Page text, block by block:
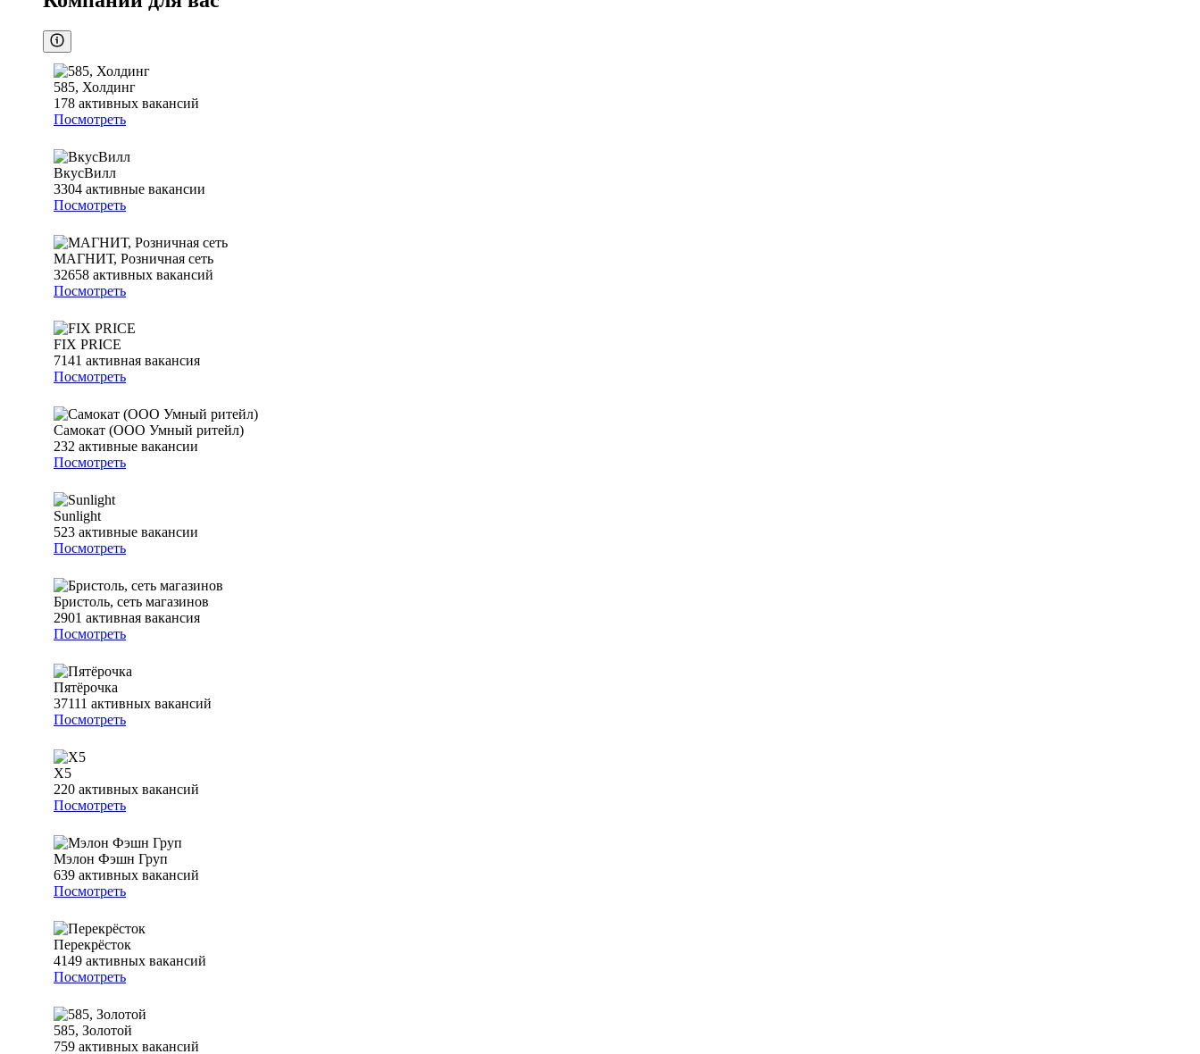
585, Холдинг
178 активных вакансий
Посмотреть
ВкусВилл
3304 активные вакансии
Посмотреть
МАГНИТ, Розничная сеть
32658 активных вакансий
Посмотреть
FIX PRICE
7141 активная вакансия
Посмотреть
Самокат (ООО Умный ритейл)
232 активные вакансии
Посмотреть
Sunlight
523 активные вакансии
Посмотреть
Бристоль, сеть магазинов
2901 активная вакансия
Посмотреть
Пятёрочка
37111 активных вакансий
Посмотреть
Х5
220 активных вакансий
Посмотреть
Мэлон Фэшн Груп
639 активных вакансий
Посмотреть
Перекрёсток
4149 активных вакансий
Посмотреть
585, Золотой
759 активных вакансий